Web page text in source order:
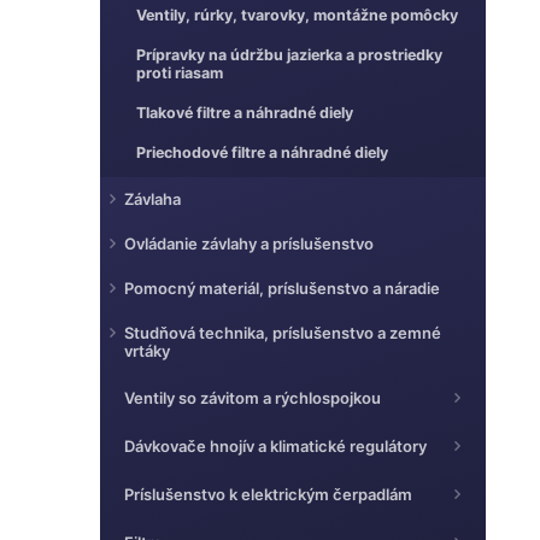
Ventily, rúrky, tvarovky, montážne pomôcky
Prípravky na údržbu jazierka a prostriedky
proti riasam
Tlakové filtre a náhradné diely
Priechodové filtre a náhradné diely
Závlaha
Ovládanie závlahy a príslušenstvo
Pomocný materiál, príslušenstvo a náradie
Studňová technika, príslušenstvo a zemné
vrtáky
Ventily so závitom a rýchlospojkou
Dávkovače hnojív a klimatické regulátory
Príslušenstvo k elektrickým čerpadlám